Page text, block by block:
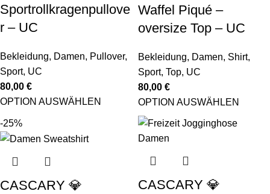
Sportrollkragenpullove
r – UC
Bekleidung, Damen, Pullover,
Sport, UC
80,00 €
OPTION AUSWÄHLEN
Waffel Piqué –
oversize Top – UC
Bekleidung, Damen, Shirt,
Sport, Top, UC
80,00 €
OPTION AUSWÄHLEN
-25%
CASCARY 💎
CASCARY 💎